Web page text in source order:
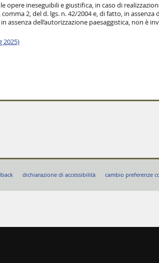
opere ineseguibili e giustifica, in caso di
2, del d. lgs. n. 42/2004 e, di fatto, in
dell’autorizzazione paesaggistica, non è
2025)
dichiarazione di accessibilità cambio preferenze